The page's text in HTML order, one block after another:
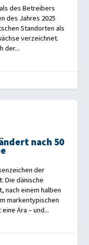
des Betreibers
des Jahres 2025
Standorten als
verzeichnet.
der...
nach 50
der
Die dänische
nach einem halben
markentypischen
Ära – und...